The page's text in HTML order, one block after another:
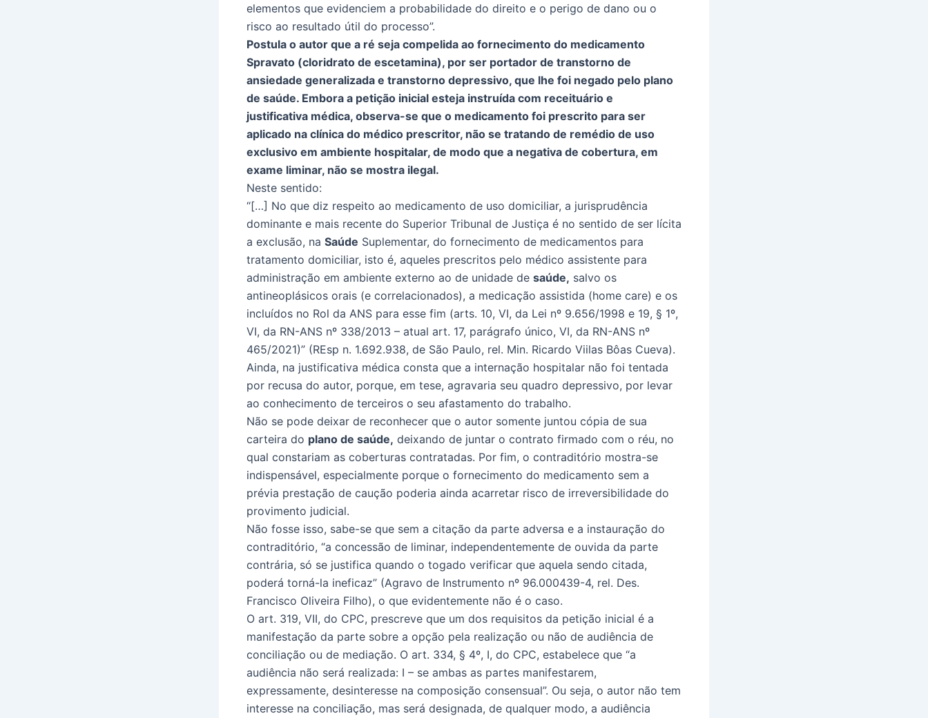
elementos que evidenciem a probabilidade do direito e o perigo de dano ou o
risco ao resultado útil do processo”.
Postula o autor que a ré seja compelida ao fornecimento do medicamento
Spravato (cloridrato de escetamina), por ser portador de transtorno de
ansiedade generalizada e transtorno depressivo, que lhe foi negado pelo plano
de saúde. Embora a petição inicial esteja instruída com receituário e
justificativa médica, observa-se que o medicamento foi prescrito para ser
aplicado na clínica do médico prescritor, não se tratando de remédio de uso
exclusivo em ambiente hospitalar, de modo que a negativa de cobertura, em
exame liminar, não se mostra ilegal.
Neste sentido:
“[…] No que diz respeito ao medicamento de uso domiciliar, a jurisprudência
dominante e mais recente do Superior Tribunal de Justiça é no sentido de ser lícita
a exclusão, na Saúde Suplementar, do fornecimento de medicamentos para
tratamento domiciliar, isto é, aqueles prescritos pelo médico assistente para
administração em ambiente externo ao de unidade de saúde, salvo os
antineoplásicos orais (e correlacionados), a medicação assistida (home care) e os
incluídos no Rol da ANS para esse fim (arts. 10, VI, da Lei nº 9.656/1998 e 19, § 1º,
VI, da RN-ANS nº 338/2013 – atual art. 17, parágrafo único, VI, da RN-ANS nº
465/2021)” (REsp n. 1.692.938, de São Paulo, rel. Min. Ricardo Viilas Bôas Cueva).
Ainda, na justificativa médica consta que a internação hospitalar não foi tentada
por recusa do autor, porque, em tese, agravaria seu quadro depressivo, por levar
ao conhecimento de terceiros o seu afastamento do trabalho.
Não se pode deixar de reconhecer que o autor somente juntou cópia de sua
carteira do plano de saúde, deixando de juntar o contrato firmado com o réu, no
qual constariam as coberturas contratadas. Por fim, o contraditório mostra-se
indispensável, especialmente porque o fornecimento do medicamento sem a
prévia prestação de caução poderia ainda acarretar risco de irreversibilidade do
provimento judicial.
Não fosse isso, sabe-se que sem a citação da parte adversa e a instauração do
contraditório, “a concessão de liminar, independentemente de ouvida da parte
contrária, só se justifica quando o togado verificar que aquela sendo citada,
poderá torná-la ineficaz” (Agravo de Instrumento nº 96.000439-4, rel. Des.
Francisco Oliveira Filho), o que evidentemente não é o caso.
O art. 319, VII, do CPC, prescreve que um dos requisitos da petição inicial é a
manifestação da parte sobre a opção pela realização ou não de audiência de
conciliação ou de mediação. O art. 334, § 4º, I, do CPC, estabelece que “a
audiência não será realizada: I – se ambas as partes manifestarem,
expressamente, desinteresse na composição consensual”. Ou seja, o autor não tem
interesse na conciliação, mas será designada, de qualquer modo, a audiência